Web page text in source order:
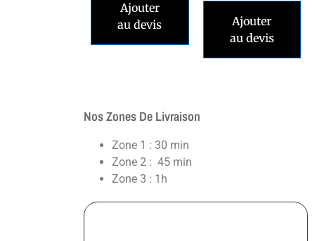
Ajouter
au devis
Ajouter
au devis
Nos Zones De Livraison
Zone 1 : 30 min
Zone 2 : 45 min
Zone 3 : 1h